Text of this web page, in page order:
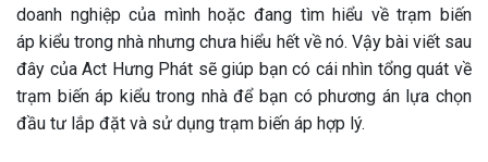
doanh nghiệp của mình hoặc đang tìm hiểu về trạm biến
áp kiểu trong nhà nhưng chưa hiểu hết về nó. Vậy bài viết sau
đây của Act Hưng Phát sẽ giúp bạn có cái nhìn tổng quát về
trạm biến áp kiểu trong nhà để bạn có phương án lựa chọn
đầu tư lắp đặt và sử dụng trạm biến áp hợp lý.